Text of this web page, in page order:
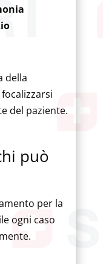
della
del paziente.
può
per la
ogni caso